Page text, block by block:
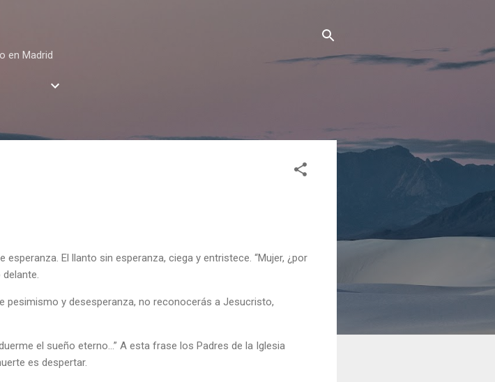
en Madrid
El llanto sin esperanza, ciega y entristece. “Mujer, ¿por
y desesperanza, no reconocerás a Jesucristo,
el sueño eterno…” A esta frase los Padres de la Iglesia
es despertar.